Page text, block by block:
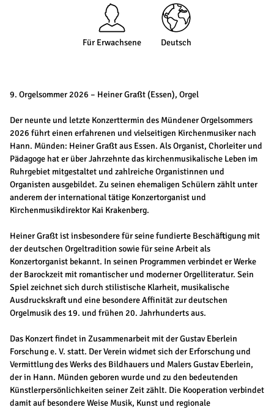
Für Erwachsene Deutsch
9. Orgelsommer 2026 – Heiner Graßt (Essen), Orgel
Der neunte und letzte Konzerttermin des Mündener Orgelsommers
2026 führt einen erfahrenen und vielseitigen Kirchenmusiker nach
Hann. Münden: Heiner Graßt aus Essen. Als Organist, Chorleiter und
Pädagoge hat er über Jahrzehnte das kirchenmusikalische Leben im
Ruhrgebiet mitgestaltet und zahlreiche Organistinnen und
Organisten ausgebildet. Zu seinen ehemaligen Schülern zählt unter
anderem der international tätige Konzertorganist und
Kirchenmusikdirektor Kai Krakenberg.
Heiner Graßt ist insbesondere für seine fundierte Beschäftigung mit
der deutschen Orgeltradition sowie für seine Arbeit als
Konzertorganist bekannt. In seinen Programmen verbindet er Werke
der Barockzeit mit romantischer und moderner Orgelliteratur. Sein
Spiel zeichnet sich durch stilistische Klarheit, musikalische
Ausdruckskraft und eine besondere Affinität zur deutschen
Orgelmusik des 19. und frühen 20. Jahrhunderts aus.
Das Konzert findet in Zusammenarbeit mit der Gustav Eberlein
Forschung e. V. statt. Der Verein widmet sich der Erforschung und
Vermittlung des Werks des Bildhauers und Malers Gustav Eberlein,
der in Hann. Münden geboren wurde und zu den bedeutenden
Künstlerpersönlichkeiten seiner Zeit zählt. Die Kooperation verbindet
damit auf besondere Weise Musik, Kunst und regionale